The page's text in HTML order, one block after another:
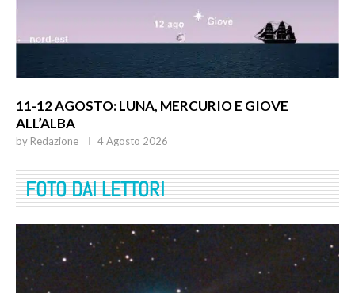
11-12 AGOSTO: LUNA, MERCURIO E GIOVE
ALL’ALBA
by Redazione 4 Agosto 2026
FOTO DAI LETTORI